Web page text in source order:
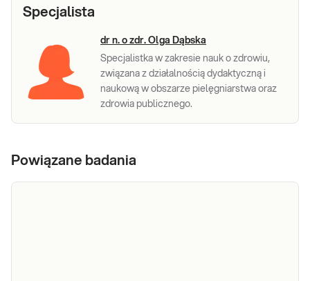
Specjalista
dr n. o zdr. Olga Dąbska
Specjalistka w zakresie nauk o zdrowiu,
związana z działalnością dydaktyczną i
naukową w obszarze pielęgniarstwa oraz
zdrowia publicznego.
Powiązane badania